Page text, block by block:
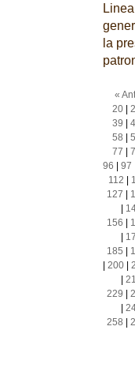
la
«
20|
39
58
77
96
97
112
127
156
185
200|
229
258